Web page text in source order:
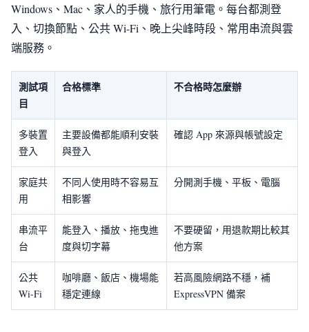
Windows、Mac、家人的手機、旅行用筆電。每台都測登
入、切換節點、公共 Wi-Fi、晚上尖峰時段、常用串流與雲
端服務。
測試項
目
合格標準 不合格時怎麼辦
多裝置
登入
主要設備都能順利安裝
與登入
確認 App 來源與帳號設定
家庭共
用
不同人使用時不容易互
相影響
分開測手機、平板、電腦
串流平
台
能登入、播放、拖曳進
度與切字幕
不要硬留，用退款期比較其
他方案
公共
Wi-Fi
咖啡廳、飯店、機場能
穩定連線
若高風險網路不穩，補
ExpressVPN 備案